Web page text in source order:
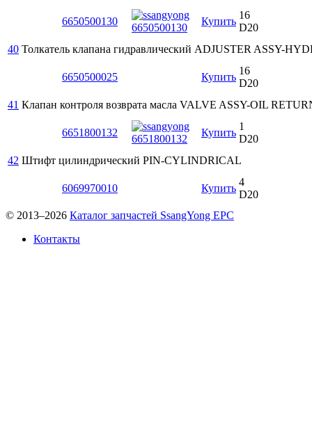
6650500130 Купить
16
D20
40 Толкатель клапана гидравлический ADJUSTER ASSY-
6650500025 Купить
16
D20
41 Клапан контроля возврата масла VALVE ASSY-OIL
6651800132 Купить
1
D20
42 Штифт цилиндрический PIN-CYLINDRICAL
6069970010 Купить
4
D20
© 2013–2026 Каталог запчастей SsangYong EPC
Контакты